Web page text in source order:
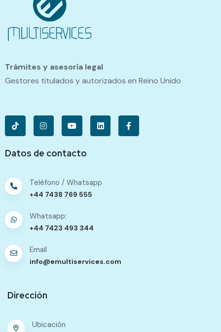
Trámites y asesoría legal
Gestores titulados y autorizados en Reino Unido
Datos de contacto
Teléfono / Whatsapp
+44 7438 769 555
Whatsapp:
+44 7423 493 344
Email
info@emultiservices.com
Dirección
Ubicación